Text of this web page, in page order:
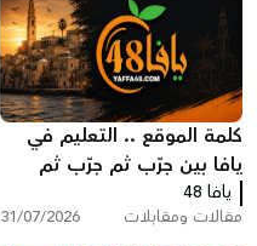
كلمة الموقع .. التعليم في
يافا بين جرّب ثم جرّب ثم
انظر ماذا سيحدث!
يافا 48
مقالات ومقابلات 31/07/2026